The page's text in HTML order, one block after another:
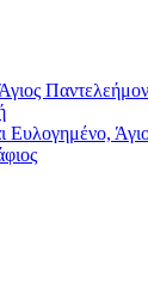
Ευλογημένο,